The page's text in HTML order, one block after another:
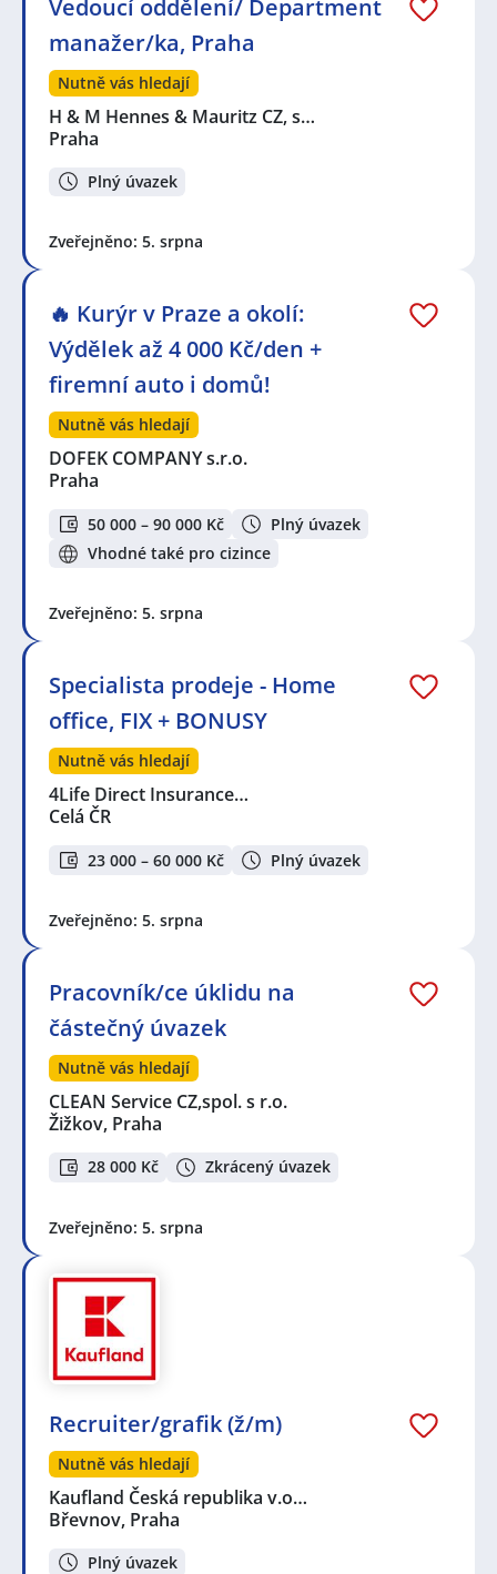
Vedoucí oddělení/ Department
manažer/ka, Praha
Nutně vás hledají
H & M Hennes & Mauritz CZ, s…
Praha
Plný úvazek
Zveřejněno: 5. srpna
🔥 Kurýr v Praze a okolí:
Výdělek až 4 000 Kč/den +
firemní auto i domů!
Nutně vás hledají
DOFEK COMPANY s.r.o.
Praha
50 000 – 90 000 Kč
Plný úvazek
Vhodné také pro cizince
Zveřejněno: 5. srpna
Specialista prodeje - Home
office, FIX + BONUSY
Nutně vás hledají
4Life Direct Insurance…
Celá ČR
23 000 – 60 000 Kč Plný úvazek
Zveřejněno: 5. srpna
Pracovník/ce úklidu na
částečný úvazek
Nutně vás hledají
CLEAN Service CZ,spol. s r.o.
Žižkov, Praha
28 000 Kč Zkrácený úvazek
Zveřejněno: 5. srpna
Recruiter/grafik (ž/m)
Nutně vás hledají
Kaufland Česká republika v.o…
Břevnov, Praha
Plný úvazek